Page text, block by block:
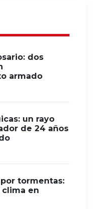
dos
armado
un rayo
de 24 años
tormentas:
en